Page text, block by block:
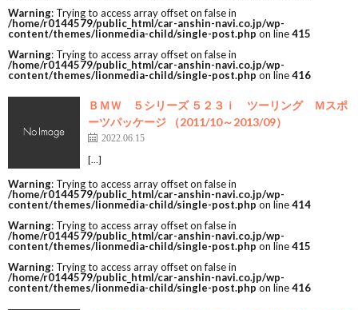
Warning: Trying to access array offset on false in
/home/r0144579/public_html/car-anshin-navi.co.jp/wp-
content/themes/lionmedia-child/single-post.php on line415
Warning: Trying to access array offset on false in
/home/r0144579/public_html/car-anshin-navi.co.jp/wp-
content/themes/lionmedia-child/single-post.php on line416
ＢＭＷ ５シリーズ ５２３ｉ ツーリング Ｍスポ
ーツパッケージ （2011/10～2013/09）
2022.06.15
[…]
Warning: Trying to access array offset on false in
/home/r0144579/public_html/car-anshin-navi.co.jp/wp-
content/themes/lionmedia-child/single-post.php on line414
Warning: Trying to access array offset on false in
/home/r0144579/public_html/car-anshin-navi.co.jp/wp-
content/themes/lionmedia-child/single-post.php on line415
Warning: Trying to access array offset on false in
/home/r0144579/public_html/car-anshin-navi.co.jp/wp-
content/themes/lionmedia-child/single-post.php on line416